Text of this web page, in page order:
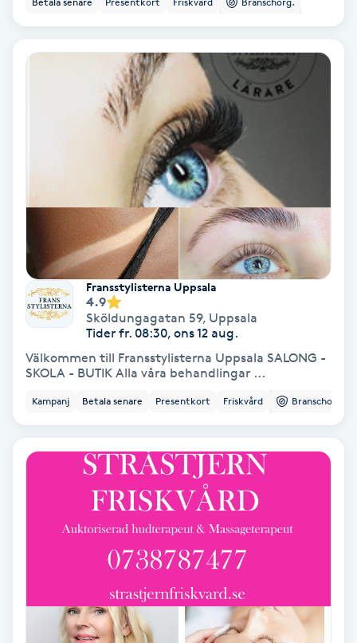
Barnklippning
BIAB
Brynplockning
Bröllopsuppsättning
Celluliter
Fransstylisterna Uppsala
4.9
Sköldungagatan 59, Uppsala
Tider fr. 08:30, ons 12 aug.
Välkommen till Fransstylisterna Uppsala SALONG -
SKOLA - BUTIK Alla våra behandlingar ...
Kampanj Betala senare Presentkort Friskvård Branschorg.